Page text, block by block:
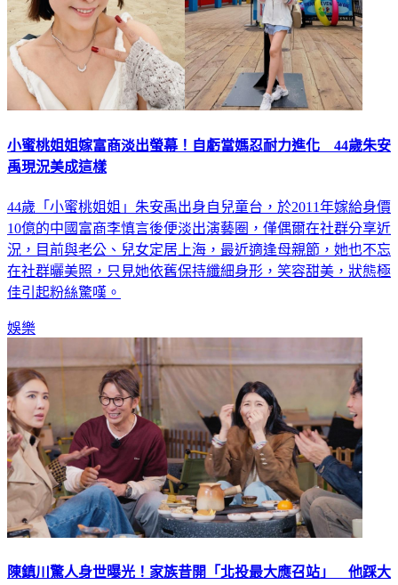
小蜜桃姐姐嫁富商淡出螢幕！自虧當媽忍耐力進化 44歲朱安
禹現況美成這樣
44歲「小蜜桃姐姐」朱安禹出身自兒童台，於2011年嫁給身價
10億的中國富商李慎言後便淡出演藝圈，僅偶爾在社群分享近
況，目前與老公、兒女定居上海，最近適逢母親節，她也不忘
在社群曬美照，只見她依舊保持纖細身形，笑容甜美，狀態極
佳引起粉絲驚嘆。
娛樂
陳鎮川驚人身世曝光！家族昔開「北投最大應召站」 他踩大